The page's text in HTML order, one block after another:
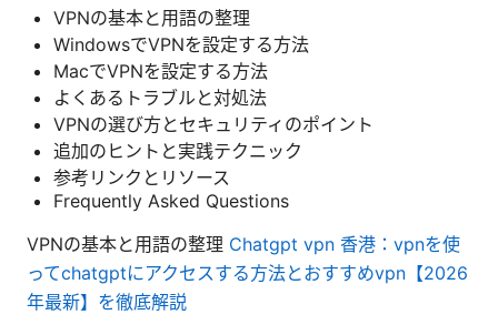
VPNの基本と用語の整理
WindowsでVPNを設定する方法
MacでVPNを設定する方法
よくあるトラブルと対処法
VPNの選び方とセキュリティのポイント
追加のヒントと実践テクニック
参考リンクとリソース
Frequently Asked Questions
VPNの基本と用語の整理 Chatgpt vpn 香港：vpnを使
ってchatgptにアクセスする方法とおすすめvpn【2026
年最新】を徹底解説